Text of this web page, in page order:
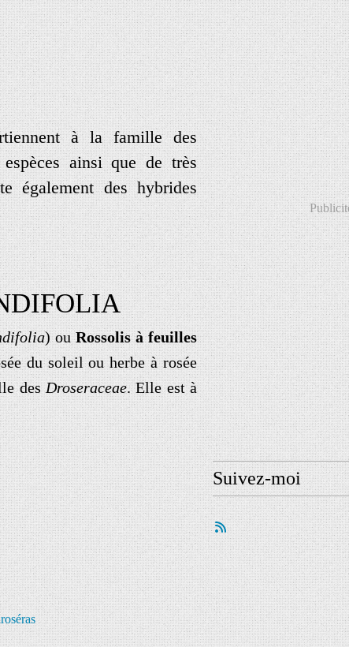
à la famille des
ainsi que de très
également des hybrides
) ouRossolis à feuilles
du soleil ou herbe à rosée
desDroseraceae. Elle est à
Suivez-moi